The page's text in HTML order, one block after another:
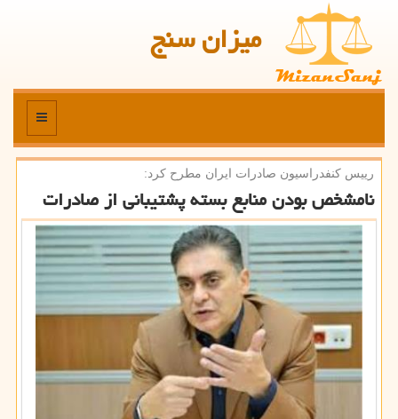
میزان سنج
منو
رییس كنفدراسیون صادرات ایران مطرح كرد:
نامشخص بودن منابع بسته پشتیبانی از صادرات